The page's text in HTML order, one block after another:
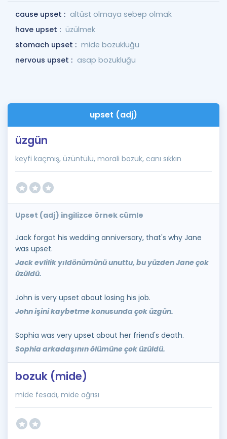
cause upset : altüst olmaya sebep olmak
have upset : üzülmek
stomach upset : mide bozukluğu
nervous upset : asap bozukluğu
upset (adj)
üzgün
keyfi kaçmış, üzüntülü, morali bozuk, canı sıkkın
Upset (adj) ingilizce örnek cümle
Jack forgot his wedding anniversary, that's why Jane
was upset.
Jack evlilik yıldönümünü unuttu, bu yüzden Jane çok
üzüldü.
John is very upset about losing his job.
John işini kaybetme konusunda çok üzgün.
Sophia was very upset about her friend's death.
Sophia arkadaşının ölümüne çok üzüldü.
bozuk (mide)
mide fesadı, mide ağrısı